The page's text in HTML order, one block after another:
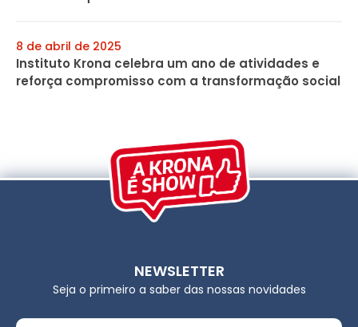
8 de abril de 2025
Instituto Krona celebra um ano de atividades e
reforça compromisso com a transformação social
NEWSLETTER
Seja o primeiro a saber das nossas novidades